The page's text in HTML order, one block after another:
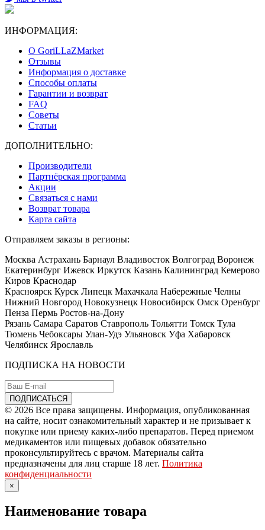
ИНФОРМАЦИЯ:
О GoriLLaZMarket
Отзывы
Информация о доставке
Способы оплаты
Гарантии и возврат
FAQ
Советы
Статьи
ДОПОЛНИТЕЛЬНО:
Производители
Партнёрская программа
Акции
Связаться с нами
Возврат товара
Карта сайта
Отправляем заказы в регионы:
Москва Астрахань Барнаул Владивосток Волгоград Воронеж
Екатеринбург Ижевск Иркутск Казань Калининград Кемерово
Киров Краснодар
Красноярск Курск Липецк Махачкала Набережные Челны
Нижний Новгород Новокузнецк Новосибирск Омск Оренбург
Пенза Пермь Ростов-на-Дону
Рязань Самара Саратов Ставрополь Тольятти Томск Тула
Тюмень Чебоксары Улан-Удэ Ульяновск Уфа Хабаровск
Челябинск Ярославль
ПОДПИСКА НА НОВОСТИ
© 2026 Все права защищены. Информация, опубликованная
на сайте, носит ознакомительный характер и не призывает к
покупке или приему каких-либо препаратов. Перед приемом
медикаментов или пищевых добавок обязательно
проконсультируйтесь с врачом. Материалы сайта
предназначены для лиц старше 18 лет. Политика
конфиденциальности
×
Наименование товара